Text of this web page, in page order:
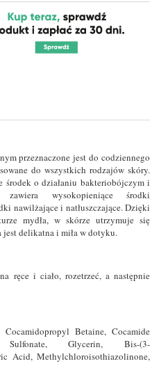
przeznaczone jest do codziennego
do wszystkich rodzajów skóry.
środek o działaniu bakteriobójczym i
zawiera wysokopieniące środki
nawilżające i natłuszczające. Dzięki
mydła, w skórze utrzymuje się
delikatna i miła w dotyku.
ręce i ciało, rozetrzeć, a następnie
Betaine, Cocamide
Glycerin, Bis-(3-
Acid, Methylchloroisothiazolinone,